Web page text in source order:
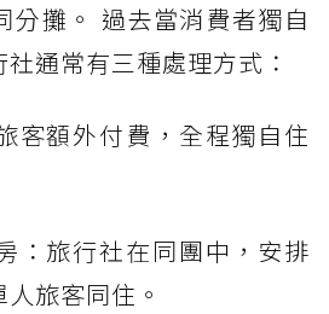
分攤。 過去當消費者獨自
通常有三種處理方式：
客額外付費，全程獨自住
：旅行社在同團中，安排
旅客同住。